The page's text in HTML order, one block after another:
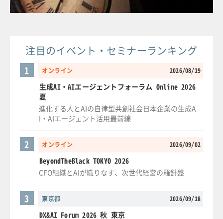
注目のイベント・セミナーランキング
オンライン 2026/08/19
1
生成AI・AIエージェントフォーラム Online 2026
夏
進化する人とAIの自律型共創社会日本企業の生成A
I・AIエージェント活用最前線
オンライン 2026/09/02
2
BeyondTheBlack TOKYO 2026
CFO組織とAIが織りなす、次世代経営の羅針盤
東京都 2026/09/18
3
DX&AI Forum 2026 秋 東京